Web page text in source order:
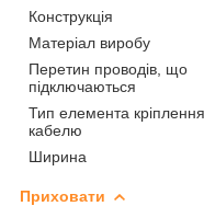
Конструкція
Матеріал виробу
Перетин проводів, що
підключаються
Тип елемента кріплення
кабелю
Ширина
Приховати